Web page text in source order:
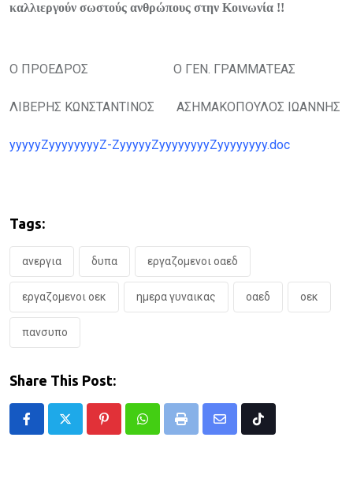
καλλιεργούν σωστούς ανθρώπους στην Κοινωνία !!
Ο ΠΡΟΕΔΡΟΣ Ο ΓΕΝ. ΓΡΑΜΜΑΤΕΑΣ
ΛΙΒΕΡΗΣ ΚΩΝΣΤΑΝΤΙΝΟΣ ΑΣΗΜΑΚΟΠΟΥΛΟΣ ΙΩΑΝΝΗΣ
yyyyyZyyyyyyyyZ-ZyyyyyZyyyyyyyyZyyyyyyyy.doc
Tags:
ανεργια δυπα εργαζομενοι οαεδ
εργαζομενοι οεκ ημερα γυναικας οαεδ οεκ
πανσυπο
Share This Post:
PinterestWhatsappPrint
Share
Tiktok